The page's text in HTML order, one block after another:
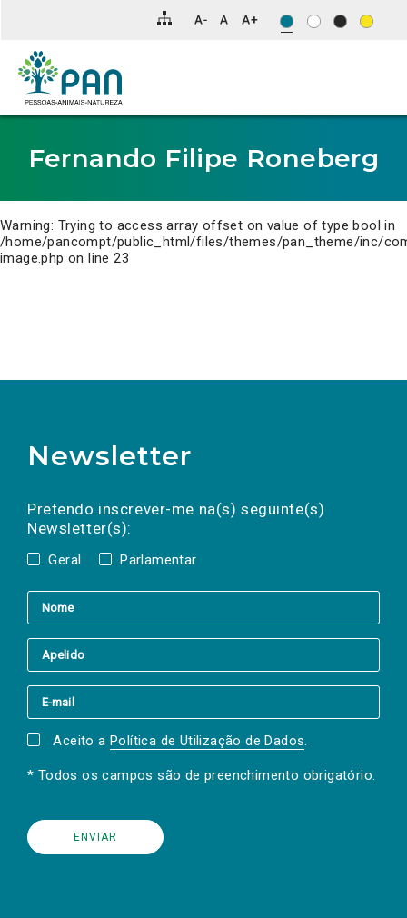
para
conteúdo
principal
da
Fernando Filipe Roneberg
Warning: Trying to access array offset on value of type bool in
/home/pancompt/public_html/files/themes/pan_theme/inc/
image.php on line23
Newsletter
Pretendo inscrever-me na(s) seguinte(s)
Newsletter(s):
Geral Parlamentar
a(s) newsletter(s).
mail
Aceito a Política de Utilização de Dados.
* Todos os campos são de preenchimento obrigatório.